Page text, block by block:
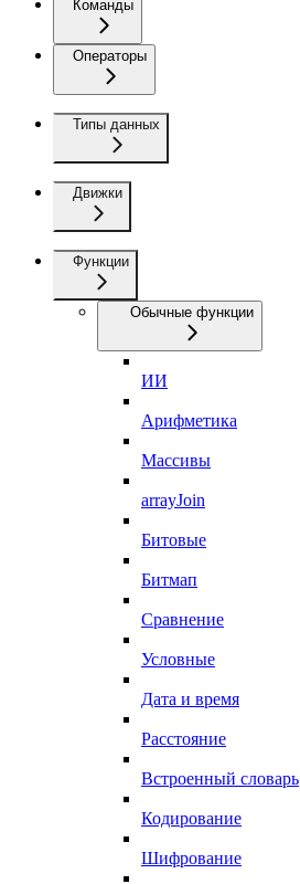
Команды
Операторы
Типы данных
Движки
Функции
Обычные функции
ИИ
Арифметика
Массивы
arrayJoin
Битовые
Битмап
Сравнение
Условные
Дата и время
Расстояние
Встроенный словарь
Кодирование
Шифрование